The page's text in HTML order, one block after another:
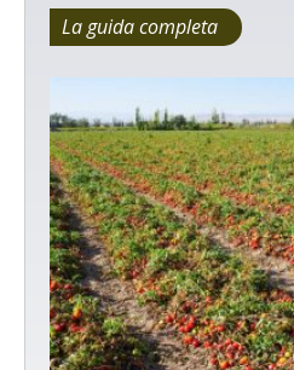
La guida completa